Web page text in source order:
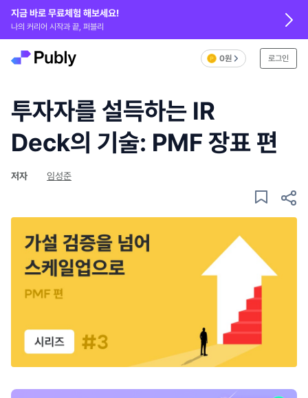
지금 바로 무료체험 해보세요!
나의 커리어 시작과 끝, 퍼블리
0원 로그인
투자자를 설득하는 IR
Deck의 기술: PMF 장표 편
저자 임성준